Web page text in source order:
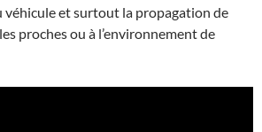
et surtout la propagation de
proches ou à l’environnement de